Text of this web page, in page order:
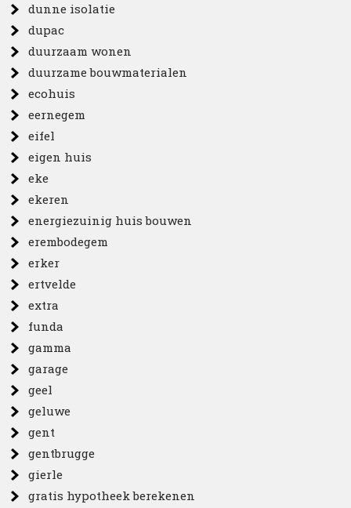
dunne isolatie
dupac
duurzaam wonen
duurzame bouwmaterialen
ecohuis
eernegem
eifel
eigen huis
eke
ekeren
energiezuinig huis bouwen
erembodegem
erker
ertvelde
extra
funda
gamma
garage
geel
geluwe
gent
gentbrugge
gierle
gratis hypotheek berekenen